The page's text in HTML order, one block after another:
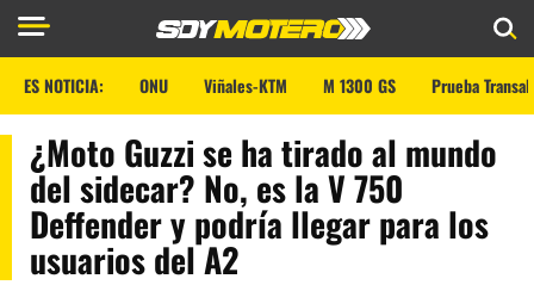
ES NOTICIA: ONU Viñales-KTM M 1300 GS Prueba
¿Moto Guzzi se ha tirado al mundo
del sidecar? No, es la V 750
Deffender y podría llegar para los
usuarios del A2